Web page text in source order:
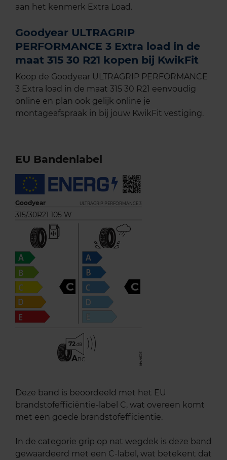
aan het kenmerk Extra Load.
Goodyear ULTRAGRIP
PERFORMANCE 3 Extra load in de
maat 315 30 R21 kopen bij KwikFit
Koop de Goodyear ULTRAGRIP PERFORMANCE
3 Extra load in de maat 315 30 R21 eenvoudig
online en plan ook gelijk online je
montageafspraak in bij jouw KwikFit vestiging.
EU Bandenlabel
Goodyear ULTRAGRIP PERFORMANCE 3
315/30R21 105 W
C C
72
ABC
Deze band is beoordeeld met het EU
brandstofefficiëntie-label C, wat overeen komt
met een goede brandstofefficiëntie.
In de categorie grip op nat wegdek is deze band
gewaardeerd met een C-label, wat betekent dat